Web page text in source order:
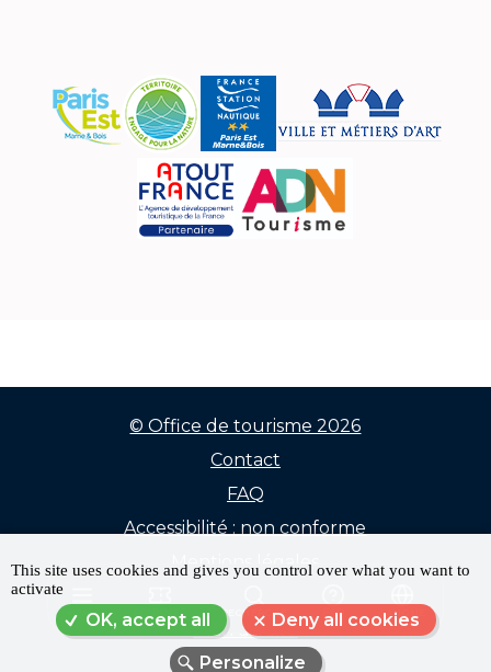
© Office de tourisme 2026
Pied
de
page
Contact
FAQ
Accessibilité : non conforme
Mentions légales
Plan du site
MENU RÉSERVER RECHERCHE FAQ LANGUE
This site uses cookies and gives you control over what you want to
activate
OK, accept all Deny all cookies
Personalize